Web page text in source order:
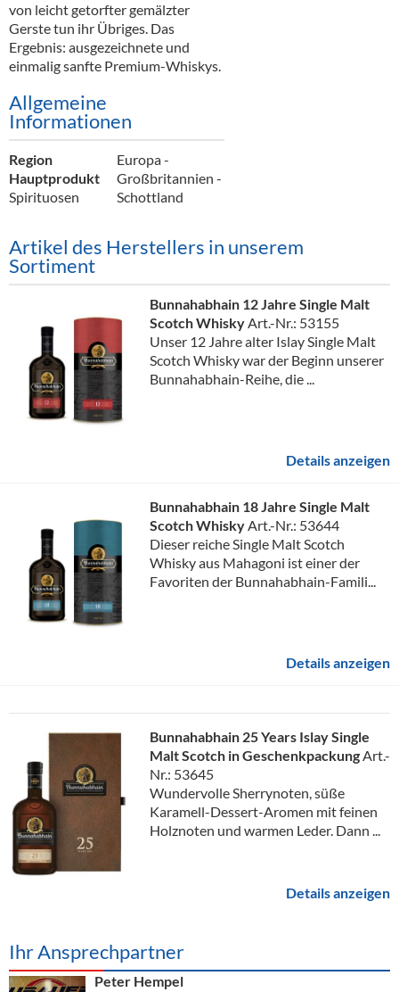
Hygieneartikel & Desinfektion
von leicht getorfter gemälzter
Gerste tun ihr Übriges. Das
Ergebnis: ausgezeichnete und
einmalig sanfte Premium-Whiskys.
Allgemeine
Informationen
Region
Europa -
Großbritannien -
Schottland
Hauptprodukt
Spirituosen
Artikel des Herstellers in unserem
Sortiment
Bunnahabhain 12 Jahre Single Malt
Scotch WhiskyArt.-Nr.: 53155
Unser 12 Jahre alter Islay Single Malt
Scotch Whisky war der Beginn unserer
Bunnahabhain-Reihe, die ...
Details anzeigen
Bunnahabhain 18 Jahre Single Malt
Scotch WhiskyArt.-Nr.: 53644
Dieser reiche Single Malt Scotch
Whisky aus Mahagoni ist einer der
Favoriten der Bunnahabhain-Famili...
Details anzeigen
Bunnahabhain 25 Years Islay Single
Malt Scotch in GeschenkpackungArt.-
Nr.: 53645
Wundervolle Sherrynoten, süße
Karamell-Dessert-Aromen mit feinen
Holznoten und warmen Leder. Dann ...
Details anzeigen
Ihr Ansprechpartner
Peter Hempel